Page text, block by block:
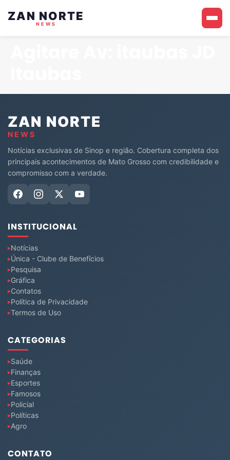
ZAN NORTE
NEWS
ZAN NORTE
NEWS
Notícias exclusivas de Sinop e região. Cobertura completa dos
principais acontecimentos de Mato Grosso com credibilidade e
compromisso com a verdade.
INSTITUCIONAL
Notícias
Única - Clube de Benefícios
Pesquisa
Gráfica
Contatos
Política de Privacidade
Termos de Uso
CATEGORIAS
Saúde
Finanças
Esportes
Famosos
Policial
Políticas
Agro
CONTATO